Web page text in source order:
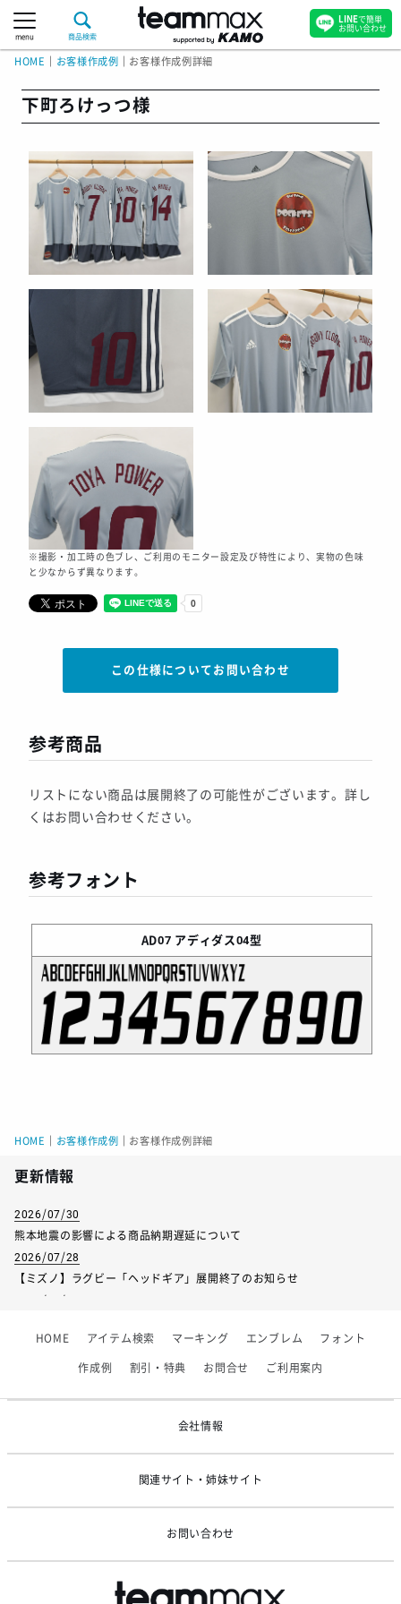
menu 商品検索
HOME お客様作成例 お客様作成例詳細
下町ろけっつ様
※撮影・加工時の色ブレ、ご利用のモニター設定及び特性により、実物の色味
と少なからず異なります。
この仕様についてお問い合わせ
参考商品
リストにない商品は展開終了の可能性がございます。詳し
くはお問い合わせください。
参考フォント
AD07 アディダス04型
HOME お客様作成例 お客様作成例詳細
更新情報
2026/07/30
熊本地震の影響による商品納期遅延について
2026/07/28
【ミズノ】ラグビー「ヘッドギア」展開終了のお知らせ
2026/06/09
【アシックス】一部商品「生地の在庫限り」廃盤のお知らせ
HOME アイテム検索 マーキング エンブレム フォント
作成例 割引・特典 お問合せ ご利用案内
会社情報
関連サイト・姉妹サイト
お問い合わせ
LINEで簡単
お問い合わせ